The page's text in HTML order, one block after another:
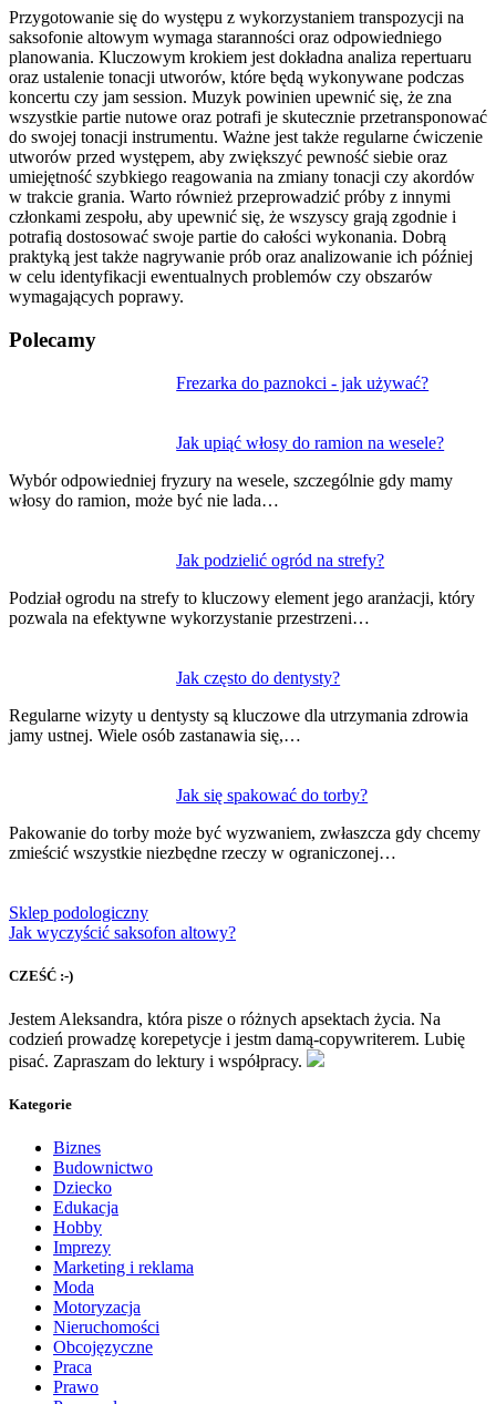
Przygotowanie się do występu z wykorzystaniem transpozycji na
saksofonie altowym wymaga staranności oraz odpowiedniego
planowania. Kluczowym krokiem jest dokładna analiza repertuaru
oraz ustalenie tonacji utworów, które będą wykonywane podczas
koncertu czy jam session. Muzyk powinien upewnić się, że zna
wszystkie partie nutowe oraz potrafi je skutecznie przetransponować
do swojej tonacji instrumentu. Ważne jest także regularne ćwiczenie
utworów przed występem, aby zwiększyć pewność siebie oraz
umiejętność szybkiego reagowania na zmiany tonacji czy akordów
w trakcie grania. Warto również przeprowadzić próby z innymi
członkami zespołu, aby upewnić się, że wszyscy grają zgodnie i
potrafią dostosować swoje partie do całości wykonania. Dobrą
praktyką jest także nagrywanie prób oraz analizowanie ich później
w celu identyfikacji ewentualnych problemów czy obszarów
wymagających poprawy.
Polecamy
Frezarka do paznokci - jak używać?
Jak upiąć włosy do ramion na wesele?
Wybór odpowiedniej fryzury na wesele, szczególnie gdy mamy
włosy do ramion, może być nie lada…
Jak podzielić ogród na strefy?
Podział ogrodu na strefy to kluczowy element jego aranżacji, który
pozwala na efektywne wykorzystanie przestrzeni…
Jak często do dentysty?
Regularne wizyty u dentysty są kluczowe dla utrzymania zdrowia
jamy ustnej. Wiele osób zastanawia się,…
Jak się spakować do torby?
Pakowanie do torby może być wyzwaniem, zwłaszcza gdy chcemy
zmieścić wszystkie niezbędne rzeczy w ograniczonej…
Sklep podologiczny
Jak wyczyścić saksofon altowy?
CZEŚĆ :-)
Jestem Aleksandra, która pisze o różnych apsektach życia. Na
codzień prowadzę korepetycje i jestm damą-copywriterem. Lubię
pisać. Zapraszam do lektury i współpracy.
Kategorie
Biznes
Budownictwo
Dziecko
Edukacja
Hobby
Imprezy
Marketing i reklama
Moda
Motoryzacja
Nieruchomości
Obcojęzyczne
Praca
Prawo